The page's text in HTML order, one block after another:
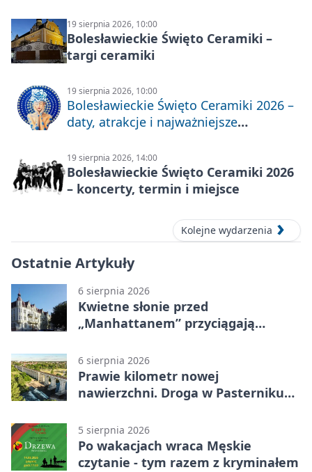
19 sierpnia 2026, 10:00
Bolesławieckie Święto Ceramiki –
targi ceramiki
19 sierpnia 2026, 10:00
Bolesławieckie Święto Ceramiki 2026 –
daty, atrakcje i najważniejsze
19 sierpnia 2026, 14:00
Bolesławieckie Święto Ceramiki 2026
– koncerty, termin i miejsce
Kolejne wydarzenia
Ostatnie Artykuły
6 sierpnia 2026
Kwietne słonie przed
„Manhattanem” przyciągają
6 sierpnia 2026
Prawie kilometr nowej
nawierzchni. Droga w Pasterniku
5 sierpnia 2026
Po wakacjach wraca Męskie
czytanie - tym razem z kryminałem